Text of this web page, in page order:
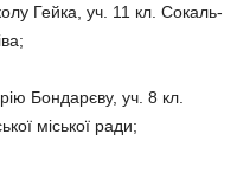
Гейка, уч. 11 кл. Сокаль­
Бондарєву, уч. 8 кл.
міської ради;